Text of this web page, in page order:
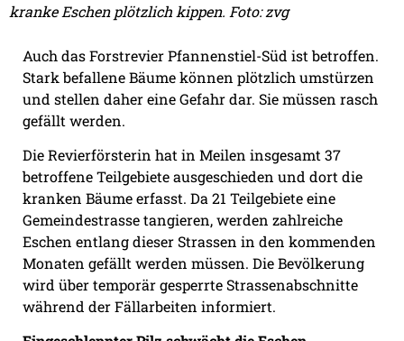
kranke Eschen plötzlich kippen. Foto: zvg
Auch das Forstrevier Pfannenstiel-Süd ist betroffen.
Stark befallene Bäume können plötzlich umstürzen
und stellen daher eine Gefahr dar. Sie müssen rasch
gefällt werden.
Die Revierförsterin hat in Meilen insgesamt 37
betroffene Teilgebiete ausgeschieden und dort die
kranken Bäume erfasst. Da 21 Teilgebiete eine
Gemeindestrasse tangieren, werden zahlreiche
Eschen entlang dieser Strassen in den kommenden
Monaten gefällt werden müssen. Die Bevölkerung
wird über temporär gesperrte Strassenabschnitte
während der Fällarbeiten informiert.